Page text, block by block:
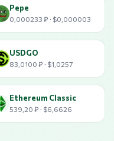
Pepe
0,000233 ₽ · $0,000003
USDGO
83,0100 ₽ · $1,0257
Ethereum Classic
539,20 ₽ · $6,6626